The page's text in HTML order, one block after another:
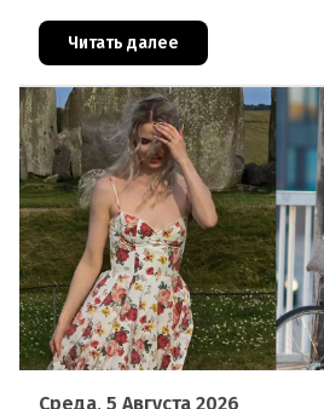
То, что для многих
является выражением
Читать далее
Среда, 5 Августа 2026